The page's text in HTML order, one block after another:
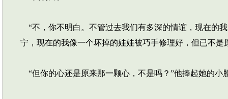
“不，你不明白。不管过去我们有多深的情谊，现在的
宁，现在的我像一个坏掉的娃娃被巧手修理好，但已不
“但你的心还是原来那一颗心，不是吗？”他捧起她的小